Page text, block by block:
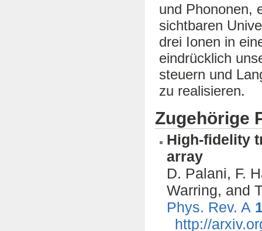
und Phononen,
sichtbaren
drei Ionen in
eindrücklich
steuern und
zu realisieren.
Zugehörige
High-fidelity
array
D. Palani, F.
Warring, and
Phys. Rev. A
http://